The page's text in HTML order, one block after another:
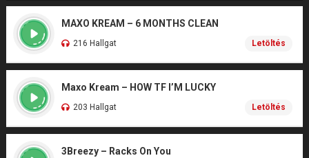
MAXO KREAM – 6 MONTHS CLEAN
216 Hallgat Letöltés
Maxo Kream – HOW TF I’M LUCKY
203 Hallgat Letöltés
3Breezy – Racks On You